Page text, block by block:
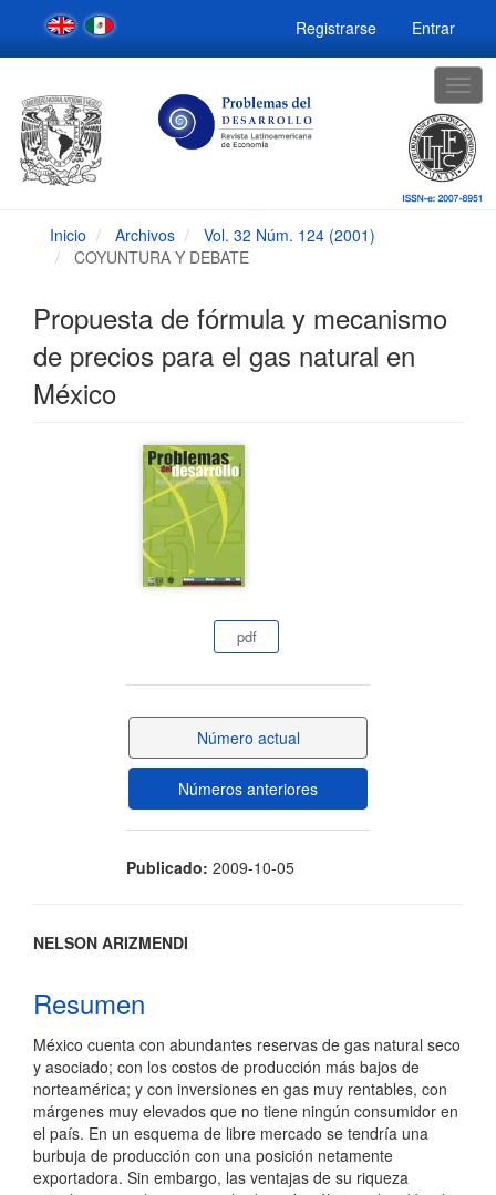
Navegación
principal
Contenido
Barra
lateral
Registrarse Entrar
Inicio Archivos
Vol. 32 Núm. 124 (2001)
COYUNTURA Y DEBATE
Propuesta de fórmula y mecanismo
de precios para el gas natural en
México
pdf
Número actual
Números anteriores
Publicado: 2009-10-05
Contenido
principal
del
artículo
NELSON ARIZMENDI
Resumen
México cuenta con abundantes reservas de gas natural seco
y asociado; con los costos de producción más bajos de
norteamérica; y con inversiones en gas muy rentables, con
márgenes muy elevados que no tiene ningún consumidor en
el país. En un esquema de libre mercado se tendría una
burbuja de producción con una posición netamente
exportadora. Sin embargo, las ventajas de su riqueza